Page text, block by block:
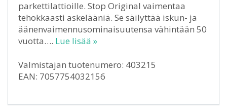
parkettilattioille. Stop Original vaimentaa
tehokkaasti askelääniä. Se säilyttää iskun- ja
äänenvaimennusominaisuutensa vähintään 50
vuotta…. Lue lisää »
Valmistajan tuotenumero: 403215
EAN: 7057754032156